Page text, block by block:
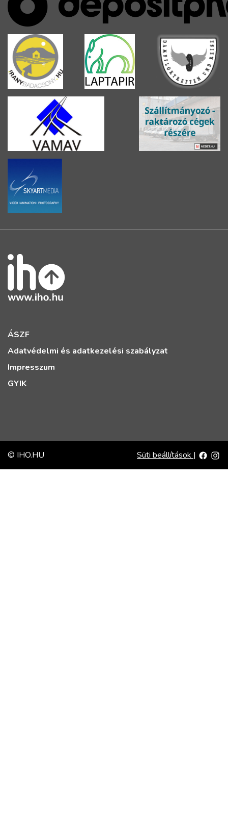
ÁSZF
Adatvédelmi és adatkezelési szabályzat
Impresszum
GYIK
© IHO.HU Süti beállítások |